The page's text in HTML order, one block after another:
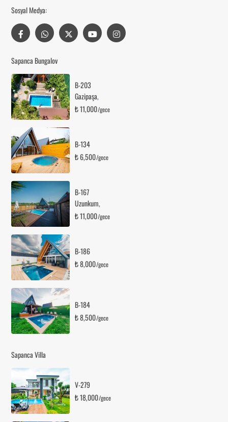
Sosyal Medya:
Sapanca Bungalov
B-203
Gazipaşa,
₺ 11,000/gece
B-134
₺ 6,500/gece
B-167
Uzunkum,
₺ 11,000/gece
B-186
₺ 8,000/gece
B-184
₺ 8,500/gece
Sapanca Villa
V-279
₺ 18,000/gece